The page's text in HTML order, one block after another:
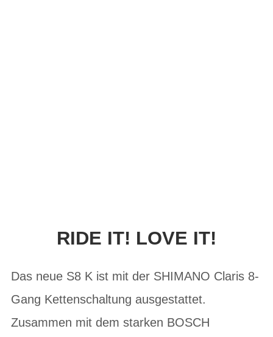
RIDE IT! LOVE IT!
Das neue S8 K ist mit der SHIMANO Claris 8-
Gang Kettenschaltung ausgestattet.
Zusammen mit dem starken BOSCH